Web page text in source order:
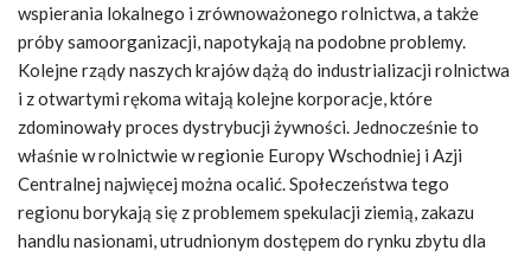
wspierania lokalnego i zrównoważonego rolnictwa, a także
próby samoorganizacji, napotykają na podobne problemy.
Kolejne rządy naszych krajów dążą do industrializacji rolnictwa
i z otwartymi rękoma witają kolejne korporacje, które
zdominowały proces dystrybucji żywności. Jednocześnie to
właśnie w rolnictwie w regionie Europy Wschodniej i Azji
Centralnej najwięcej można ocalić. Społeczeństwa tego
regionu borykają się z problemem spekulacji ziemią, zakazu
handlu nasionami, utrudnionym dostępem do rynku zbytu dla